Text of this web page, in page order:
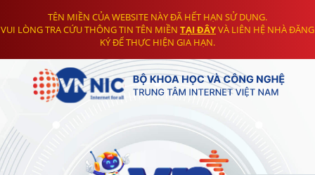
TÊN MIỀN CỦA WEBSITE NÀY ĐÃ HẾT HẠN SỬ DỤNG.
VUI LÒNG TRA CỨU THÔNG TIN TÊN MIỀN TẠI ĐÂYVÀ LIÊN HỆ NHÀ ĐĂNG
KÝ ĐỂ THỰC HIỆN GIA HẠN.